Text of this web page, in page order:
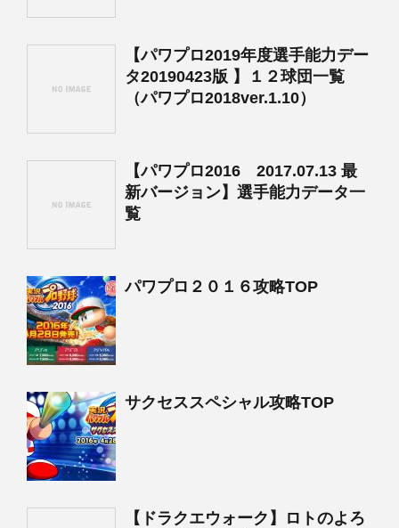
【パワプロ2019年度選手能力デー
タ20190423版 】１２球団一覧
（パワプロ2018ver.1.10）
【パワプロ2016 2017.07.13 最
新バージョン】選手能力データ一
覧
パワプロ２０１６攻略TOP
サクセススペシャル攻略TOP
【ドラクエウォーク】ロトのよろ